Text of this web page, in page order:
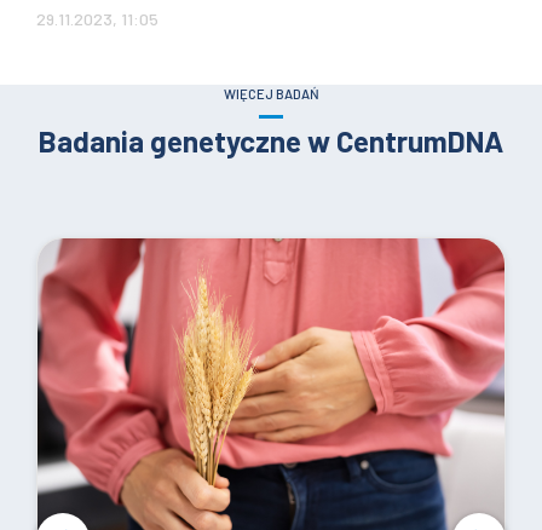
29.11.2023, 11:05
WIĘCEJ BADAŃ
Badania genetyczne w CentrumDNA